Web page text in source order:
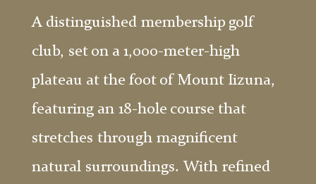
A distinguished membership golf
club, set on a 1,000-meter-high
plateau at the foot of Mount Iizuna,
featuring an 18-hole course that
stretches through magnificent
natural surroundings. With refined